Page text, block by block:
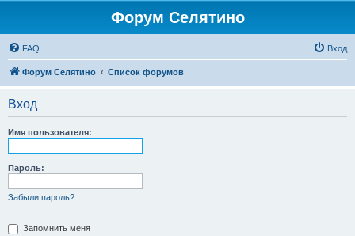
Форум Селятино
FAQ Вход
Форум Селятино Список форумов
Вход
Имя пользователя:
Пароль:
Забыли пароль?
Запомнить меня